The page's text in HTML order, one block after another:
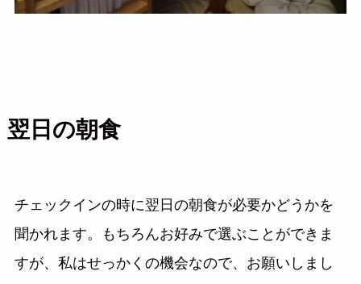
翌日の朝食
チェックインの時に翌日の朝食が必要かどうかを
聞かれます。もちろんお好みで選ぶことができま
すが、私はせっかくの機会なので、お願いしまし